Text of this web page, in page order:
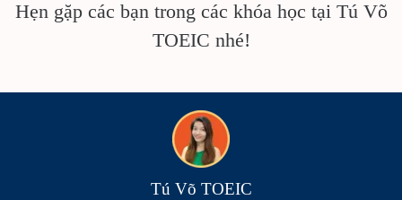
Hẹn gặp các bạn trong các khóa học tại Tú Võ
TOEIC nhé!
Tú Võ TOEIC